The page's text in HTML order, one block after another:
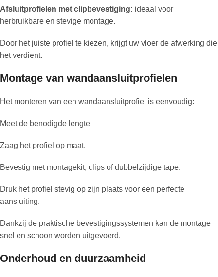
Afsluitprofielen met clipbevestiging: ideaal voor
herbruikbare en stevige montage.
Door het juiste profiel te kiezen, krijgt uw vloer de afwerking die
het verdient.
Montage van wandaansluitprofielen
Het monteren van een wandaansluitprofiel is eenvoudig:
Meet de benodigde lengte.
Zaag het profiel op maat.
Bevestig met montagekit, clips of dubbelzijdige tape.
Druk het profiel stevig op zijn plaats voor een perfecte
aansluiting.
Dankzij de praktische bevestigingssystemen kan de montage
snel en schoon worden uitgevoerd.
Onderhoud en duurzaamheid